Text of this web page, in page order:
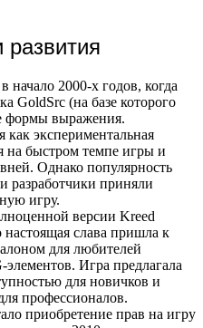
развития
начало 2000-х годов, когда
GoldSrc (на базе которого
формы выражения.
как экспериментальная
быстром темпе игры и
Однако популярность
разработчики приняли
игру.
версии Kreed
настоящая слава пришла к
для любителей
Игра предлагала
для новичков и
профессионалов.
приобретение прав на игру